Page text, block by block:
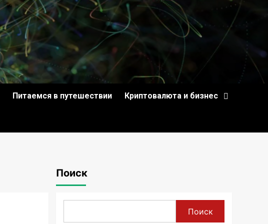
Питаемся в путешествии Криптовалюта и бизнес
Поиск
Поиск